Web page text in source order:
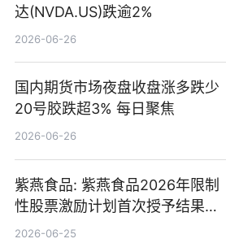
达(NVDA.US)跌逾2%
2026-06-26
国内期货市场夜盘收盘涨多跌少
20号胶跌超3% 每日聚焦
2026-06-26
紫燕食品: 紫燕食品2026年限制
性股票激励计划首次授予结果公
告-微资讯
2026-06-25